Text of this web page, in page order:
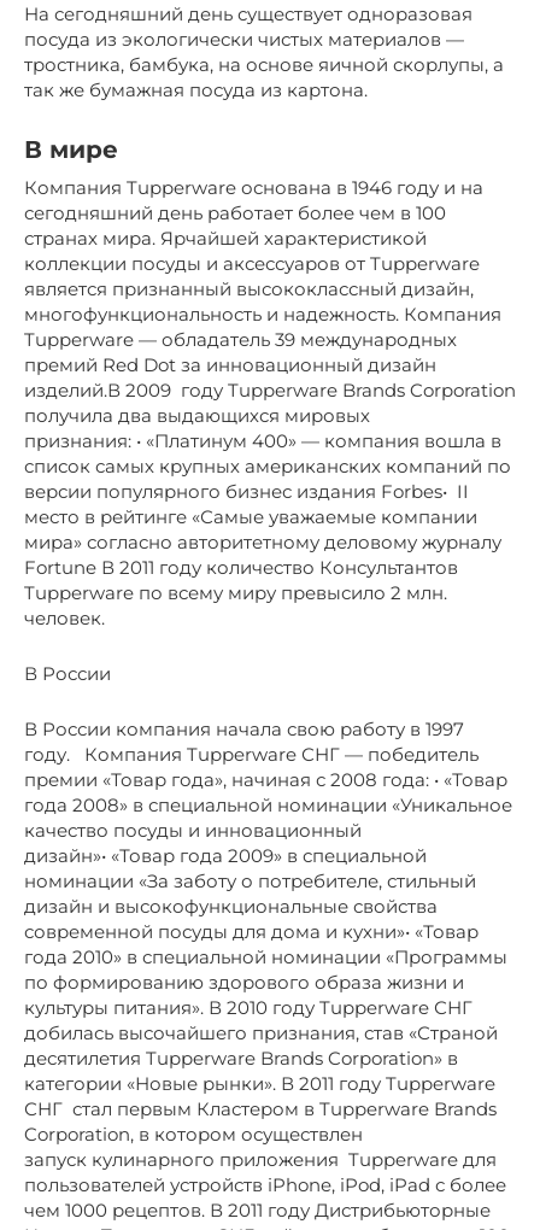
На сегодняшний день существует одноразовая
посуда из экологически чистых материалов —
тростника, бамбука, на основе яичной скорлупы, а
так же бумажная посуда из картона.
В мире
Компания Tupperware основана в 1946 году и на
сегодняшний день работает более чем в 100
странах мира. Ярчайшей характеристикой
коллекции посуды и аксессуаров от Tupperware
является признанный высококлассный дизайн,
многофункциональность и надежность. Компания
Tupperware — обладатель 39 международных
премий Red Dot за инновационный дизайн
изделий.В 2009 году Tupperware Brands Corporation
получила два выдающихся мировых
признания: • «Платинум 400» — компания вошла в
список самых крупных американских компаний по
версии популярного бизнес издания Forbes• II
место в рейтинге «Самые уважаемые компании
мира» согласно авторитетному деловому журналу
Fortune В 2011 году количество Консультантов
Tupperware по всему миру превысило 2 млн.
человек.
В России
В России компания начала свою работу в 1997
году. Компания Tupperware СНГ — победитель
премии «Товар года», начиная с 2008 года: • «Товар
года 2008» в специальной номинации «Уникальное
качество посуды и инновационный
дизайн»• «Товар года 2009» в специальной
номинации «За заботу о потребителе, стильный
дизайн и высокофункциональные свойства
современной посуды для дома и кухни»• «Товар
года 2010» в специальной номинации «Программы
по формированию здорового образа жизни и
культуры питания». В 2010 году Tupperware СНГ
добилась высочайшего признания, став «Страной
десятилетия Tupperware Brands Corporation» в
категории «Новые рынки». В 2011 году Tupperware
СНГ стал первым Кластером в Tupperware Brands
Corporation, в котором осуществлен
запуск кулинарного приложения Tupperware для
пользователей устройств iPhone, iPod, iPad с более
чем 1000 рецептов. В 2011 году Дистрибьюторные